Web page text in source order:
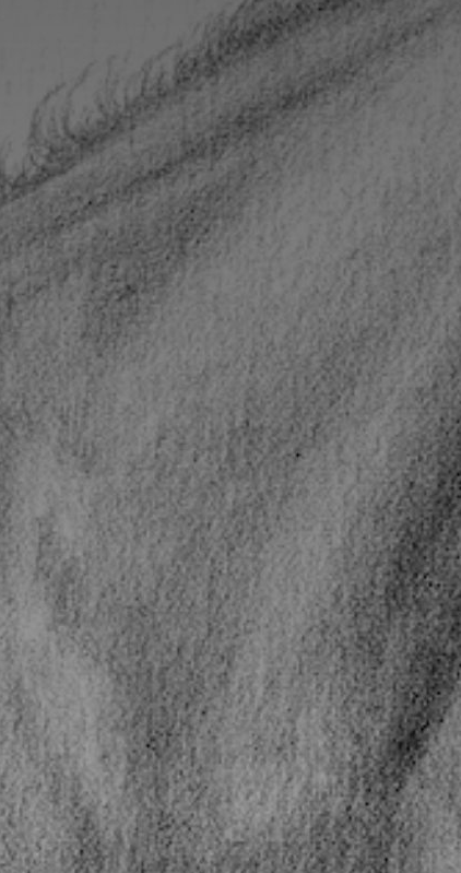
Prénom
Statut / Organisation
J'accepte les termes et conditions
* Champ obligatoire
Adresse email*
Nom
Prénom
Statut / Organisation
J'accepte les termes et conditions
* Champ obligatoire